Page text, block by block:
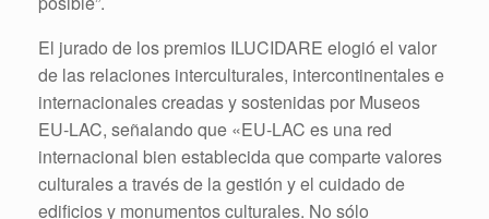
El jurado de los premios ILUCIDARE elogió el valor
de las relaciones interculturales, intercontinentales e
internacionales creadas y sostenidas por Museos
EU-LAC, señalando que «EU-LAC es una red
internacional bien establecida que comparte valores
culturales a través de la gestión y el cuidado de
edificios y monumentos culturales. No sólo